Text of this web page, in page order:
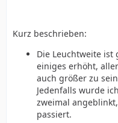
Kurz beschrieben:
Die Leuchtweite ist
einiges erhöht,
auch größer zu
Jedenfalls wurde
zweimal
passiert.